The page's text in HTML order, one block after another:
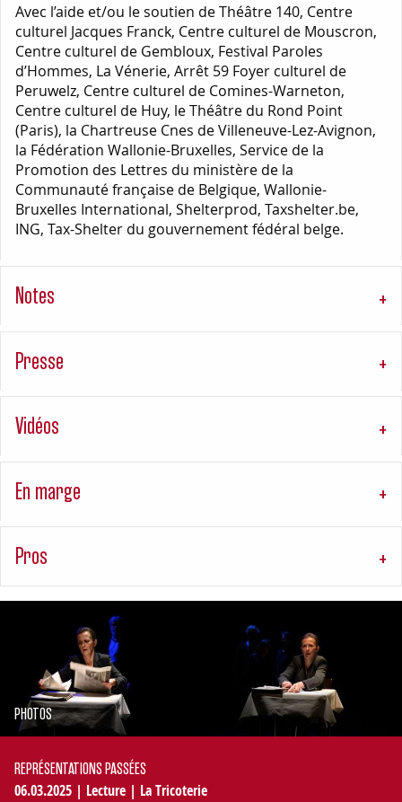
Avec l’aide et/ou le soutien de Théâtre 140, Centre
culturel Jacques Franck, Centre culturel de Mouscron,
Centre culturel de Gembloux, Festival Paroles
d’Hommes, La Vénerie, Arrêt 59 Foyer culturel de
Peruwelz, Centre culturel de Comines-Warneton,
Centre culturel de Huy, le Théâtre du Rond Point
(Paris), la Chartreuse Cnes de Villeneuve-Lez-Avignon,
la Fédération Wallonie-Bruxelles, Service de la
Promotion des Lettres du ministère de la
Communauté française de Belgique, Wallonie-
Bruxelles International, Shelterprod, Taxshelter.be,
ING, Tax-Shelter du gouvernement fédéral belge.
Notes
Presse
Vidéos
En marge
Pros
PHOTOS
REPRÉSENTATIONS PASSÉES
06.03.2025 | Lecture | La Tricoterie